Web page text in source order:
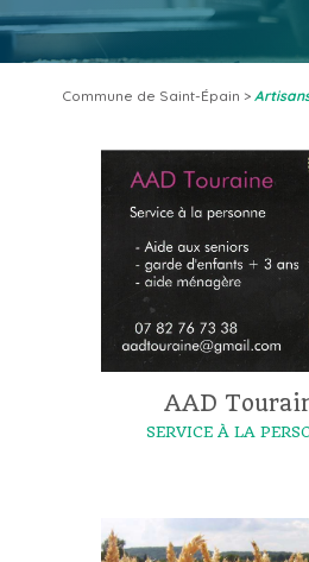
Commune de Saint-Épain >
AAD
SERVICE À LA